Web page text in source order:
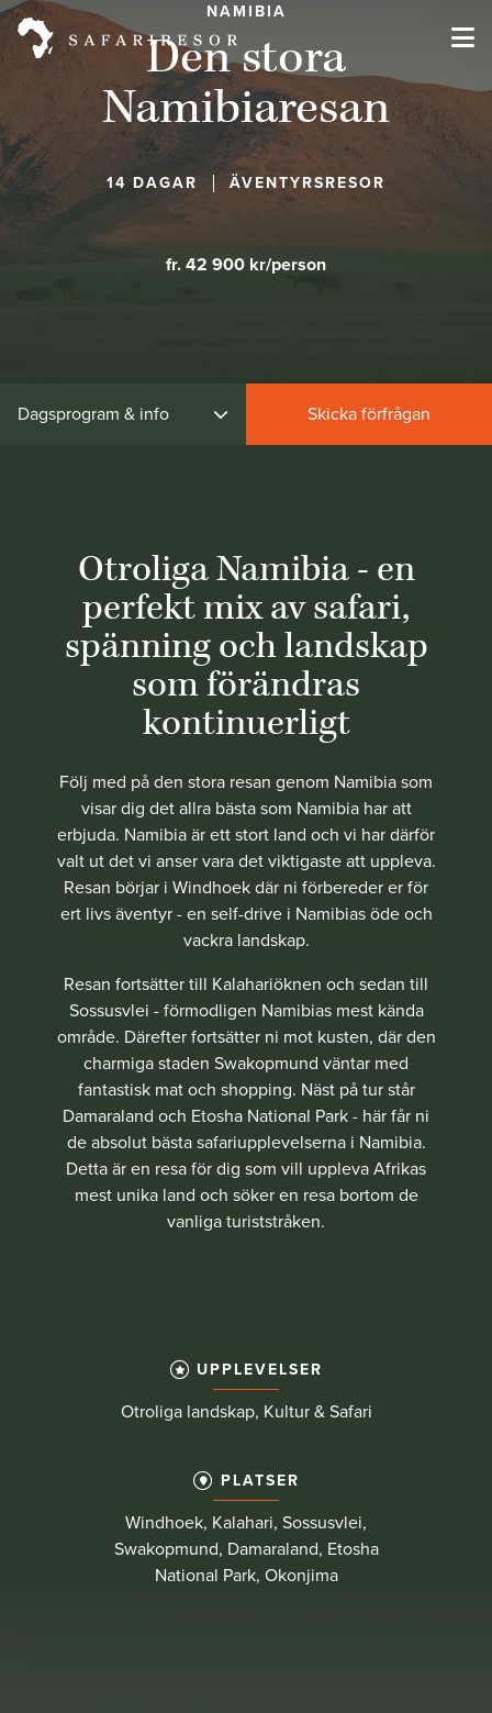
NAMIBIA
Den stora
Namibiaresan
14 DAGAR ÄVENTYRSRESOR
fr. 42 900 kr/person
Dagsprogram & info Skicka förfrågan
Otroliga Namibia - en
perfekt mix av safari,
spänning och landskap
som förändras
kontinuerligt
Följ med på den stora resan genom Namibia som
visar dig det allra bästa som Namibia har att
erbjuda. Namibia är ett stort land och vi har därför
valt ut det vi anser vara det viktigaste att uppleva.
Resan börjar i Windhoek där ni förbereder er för
ert livs äventyr - en self-drive i Namibias öde och
vackra landskap.
Resan fortsätter till Kalahariöknen och sedan till
Sossusvlei - förmodligen Namibias mest kända
område. Därefter fortsätter ni mot kusten, där den
charmiga staden Swakopmund väntar med
fantastisk mat och shopping. Näst på tur står
Damaraland och Etosha National Park - här får ni
de absolut bästa safariupplevelserna i Namibia.
Detta är en resa för dig som vill uppleva Afrikas
mest unika land och söker en resa bortom de
vanliga turiststråken.
UPPLEVELSER
Otroliga landskap, Kultur & Safari
PLATSER
Windhoek, Kalahari, Sossusvlei,
Swakopmund, Damaraland, Etosha
National Park, Okonjima